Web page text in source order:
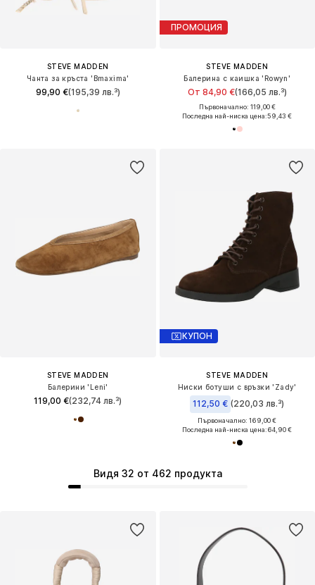
Видя 32 от 462 продукта
STEVE MADDEN
Чанта за кръста 'Bmaxima'
99,90 €(195,39 лв.³)
ПРОМОЦИЯ
STEVE MADDEN
Балерина с каишка 'Rowyn'
От 84,90 €(166,05 лв.³)
Първоначално: 119,00 €
Последна най-ниска цена:59,43 €
STEVE MADDEN
Балерини 'Leni'
119,00 €(232,74 лв.³)
КУПОН
STEVE MADDEN
Ниски ботуши с връзки 'Zady'
112,50 € (220,03 лв.³)
Първоначално: 169,00 €
Последна най-ниска цена:64,90 €